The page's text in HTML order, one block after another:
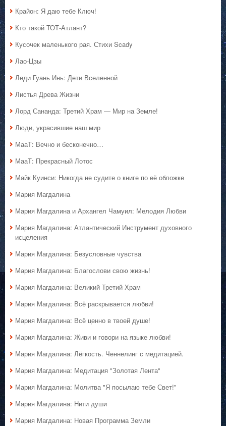
Крайон: Я даю тебе Ключ!
Кто такой ТОТ-Атлант?
Кусочек маленького рая. Стихи Scady
Лао-Цзы
Леди Гуань Инь: Дети Вселенной
Листья Древа Жизни
Лорд Сананда: Третий Храм — Мир на Земле!
Люди, украсившие наш мир
МааТ: Вечно и бесконечно…
МааТ: Прекрасный Лотос
Майк Куинси: Никогда не судите о книге по её обложке
Мария Магдалина
Мария Магдалина и Архангел Чамуил: Мелодия Любви
Мария Магдалина: Атлантический Инструмент духовного
исцеления
Мария Магдалина: Безусловные чувства
Мария Магдалина: Благослови свою жизнь!
Мария Магдалина: Великий Третий Храм
Мария Магдалина: Всё раскрывается любви!
Мария Магдалина: Всё ценно в твоей душе!
Мария Магдалина: Живи и говори на языке любви!
Мария Магдалина: Лёгкость. Ченнелинг с медитацией.
Мария Магдалина: Медитация "Золотая Лента"
Мария Магдалина: Молитва "Я посылаю тебе Свет!"
Мария Магдалина: Нити души
Мария Магдалина: Новая Программа Земли